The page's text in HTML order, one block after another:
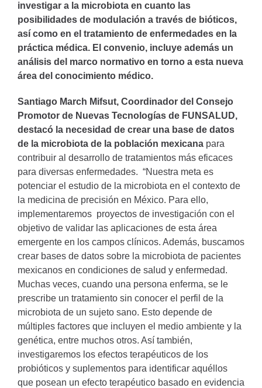
investigar a la microbiota en cuanto las
posibilidades de modulación a través de bióticos,
así como en el tratamiento de enfermedades en la
práctica médica. El convenio, incluye además un
análisis del marco normativo en torno a esta nueva
área del conocimiento médico.
Santiago March Mifsut, Coordinador del Consejo
Promotor de Nuevas Tecnologías de FUNSALUD,
destacó la necesidad de crear una base de datos
de la microbiota de la población mexicana para
contribuir al desarrollo de tratamientos más eficaces
para diversas enfermedades. “Nuestra meta es
potenciar el estudio de la microbiota en el contexto de
la medicina de precisión en México. Para ello,
implementaremos proyectos de investigación con el
objetivo de validar las aplicaciones de esta área
emergente en los campos clínicos. Además, buscamos
crear bases de datos sobre la microbiota de pacientes
mexicanos en condiciones de salud y enfermedad.
Muchas veces, cuando una persona enferma, se le
prescribe un tratamiento sin conocer el perfil de la
microbiota de un sujeto sano. Esto depende de
múltiples factores que incluyen el medio ambiente y la
genética, entre muchos otros. Así también,
investigaremos los efectos terapéuticos de los
probióticos y suplementos para identificar aquéllos
que posean un efecto terapéutico basado en evidencia